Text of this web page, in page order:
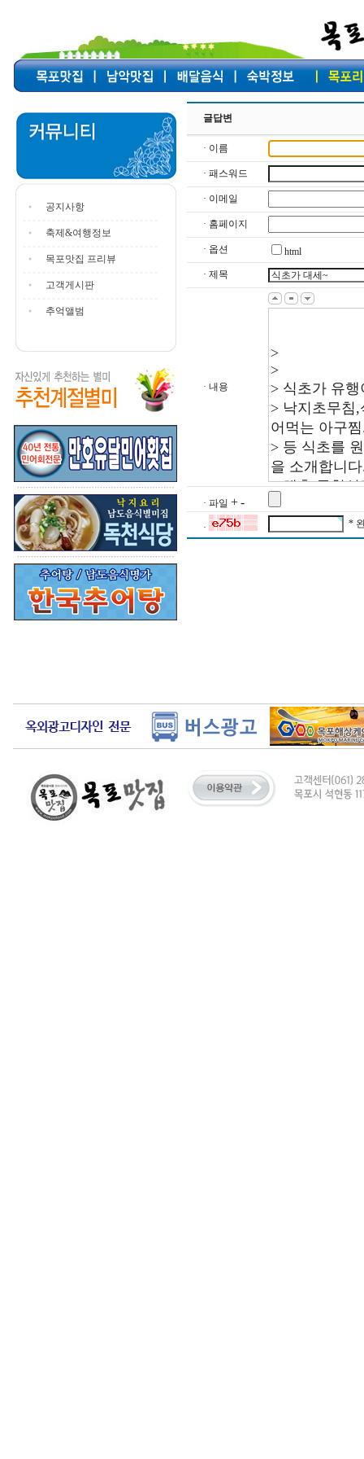
공지사항
축제&여행정보
목포맛집 프리뷰
고객게시판
추억앨범
글답변
· 이름
· 패스워드
· 이메일
· 홈페이지
· 옵션
html
· 제목
· 내용
· 파일 + -
· *